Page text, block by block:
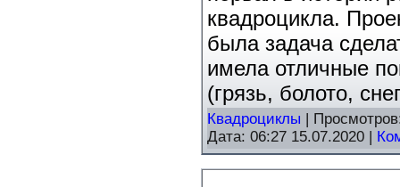
квадроцикла.
была задача
имела отличные
(грязь, болото,
Квадроциклы |
Дата: 06:27 15.07.2020 |